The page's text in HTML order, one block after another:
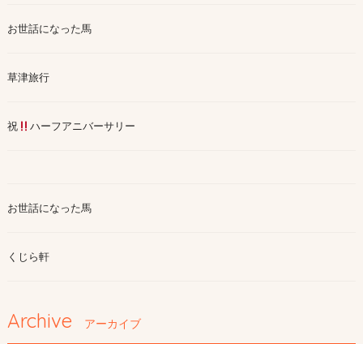
お世話になった馬
草津旅行
祝 ハーフアニバーサリー
お世話になった馬
くじら軒
Archive アーカイブ